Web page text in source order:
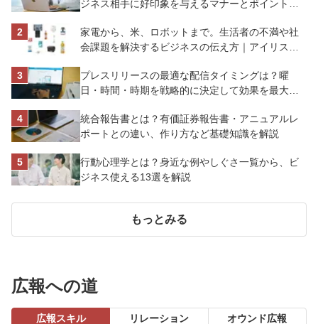
ジネス相手に好印象を与えるマナーとポイントを
家電から、米、ロボットまで。生活者の不満や社
会課題を解決するビジネスの伝え方｜アイリスオ
プレスリリースの最適な配信タイミングは？曜
日・時間・時期を戦略的に決定して効果を最大化
統合報告書とは？有価証券報告書・アニュアルレ
ポートとの違い、作り方など基礎知識を解説
行動心理学とは？身近な例やしぐさ一覧から、ビ
ジネス使える13選を解説
もっとみる
広報への道
広報スキル リレーション オウンド広報